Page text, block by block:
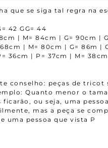
que se siga tal regra na
42 GG= 44
| M= 84cm | G= 90cm |
| M= 80cm | G= 86m |
36cm | P= 37cm | M=
conselho: peças de tricot
Quanto menor o
ou seja, uma
mas a peça se
uma pessoa que vista P